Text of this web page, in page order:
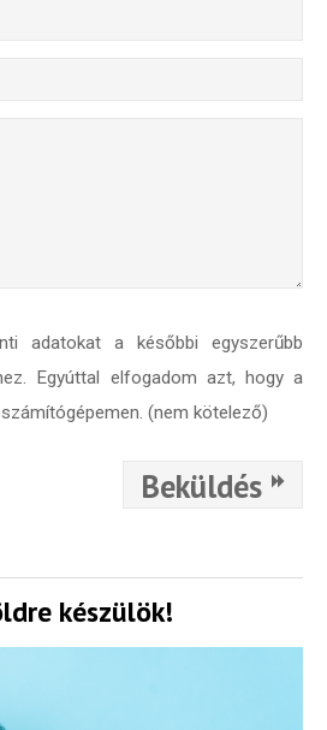
adatokat a későbbi egyszerűbb
Egyúttal elfogadom azt, hogy a
(nem kötelező)
Beküldés
készülök!